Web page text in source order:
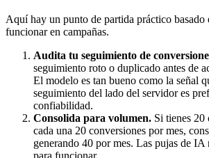
Aquí hay un punto de partida práctico basado
funcionar en campañas.
Audita tu seguimiento de
seguimiento roto o duplicado antes de
El modelo es tan bueno como la señal
seguimiento del lado del servidor es
confiabilidad.
Consolida para volumen. Si tienes 20
cada una 20 conversiones por mes,
generando 40 por mes. Las pujas de IA
para funcionar.